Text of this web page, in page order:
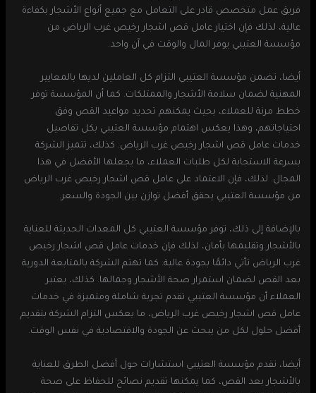
فريق عمل متخصص قادر على التعامل مع جميع أنواع الأشجار بكفاءة
عالية، لذلك فإن اختيار عامل قص اشجار رخيص غرب الرياض من
مؤسسة العتيبي يوفر المال والوقت في آن واحد.
أيضا، تضمن مؤسسة العتيبي التزام كل العاملين لديها بالمعايير
المهنية لضمان سلامة الأشجار والممتلكات. كما أن المؤسسة توفر
خطط مرنة للعملاء، بحيث يمكنهم تحديد مواعيد القص وفق
احتياجاتهم، وهذا يعكس اهتمام مؤسسة العتيبي بكل تفاصيل
خدمات عامل قص اشجار رخيص غرب الرياض. كذلك، تتميز الشركة
بسرعة الاستجابة لكل طلبات العملاء، ما يجعلها الأفضل في هذا
المجال. لذلك، فإن الاعتماد على عامل قص اشجار رخيص غرب الرياض
من مؤسسة العتيبي يحقق أفضل توازن بين الجودة والسعر.
بالإضافة إلى ذلك، توفر مؤسسة العتيبي كل المعدات الحديثة للعناية
بالأشجار وتقليمها بأمان، لذلك فإن خدمات عامل قص اشجار رخيص
غرب الرياض تأتي دائمًا بجودة عالية. كما تهتم الشركة بالمتابعة الدورية
بعد القص لضمان استمرار صحة الأشجار وجمالها. كذلك، يعتبر
العملاء أن مؤسسة العتيبي تقدم تجربة شاملة ومتميزة في خدمات
عامل قص اشجار رخيص غرب الرياض، ما يعكس التزام الشركة بتقديم
أفضل حلول لكل من يبحث عن الجودة والاقتصادية في نفس الوقت.
أيضا، تقدم مؤسسة العتيبي استشارات حول أفضل الطرق للعناية
بالأشجار بعد القص، كما يمكنها تقديم نصائح للحفاظ على صحة